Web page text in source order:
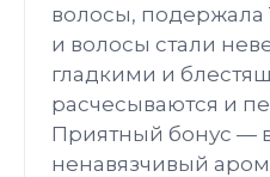
волосы, подержала
и волосы стали
гладкими и
расчесываются и
Приятный бонус —
ненавязчивый